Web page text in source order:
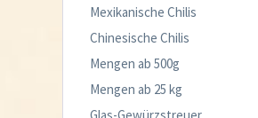
Mexikanische Chilis
Chinesische Chilis
Mengen ab 500g
Mengen ab 25 kg